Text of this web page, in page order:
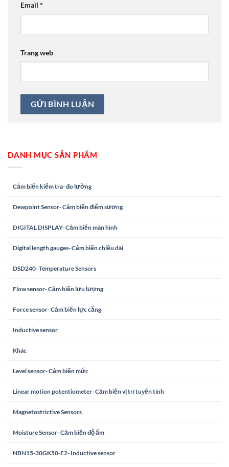
Email *
Trang web
DANH MỤC SẢN PHẨM
Cảm biến kiểm tra- đo lường
Dewpoint Sensor- Cảm biến điểm sương
DIGITAL DISPLAY- Cảm biến màn hình
Digital length gauges- Cảm biến chiều dài
DSD240- Temperature Sensors
Flow sensor- Cảm biến lưu lượng
Force sensor- Cảm biến lực căng
Inductive sensor
Khác
Level sensor- Cảm biến mức
Linear motion potentiometer- Cảm biến vị trí tuyến tính
Magnetostrictive Sensors
Moisture Sensor- Cảm biến độ ẩm
NBN15-30GK50-E2- Inductive sensor